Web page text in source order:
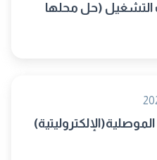
التشغيل (حل محلها